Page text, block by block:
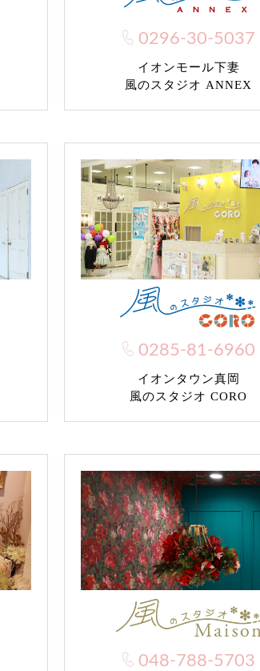
0296-30-5037
イオンモール下妻
風のスタジオ ANNEX
0285-81-6960
イオンタウン真岡
風のスタジオ CORO
048-788-5703